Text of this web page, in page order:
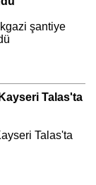
şantiye
Talas'ta
Talas'ta